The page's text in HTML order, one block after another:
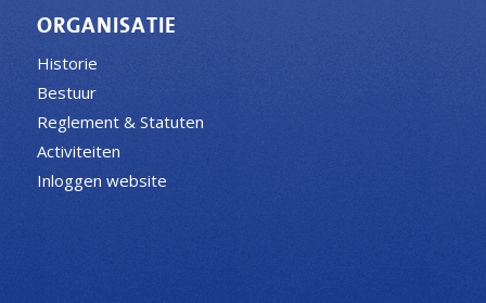
ORGANISATIE
Historie
Bestuur
Reglement & Statuten
Activiteiten
Inloggen website